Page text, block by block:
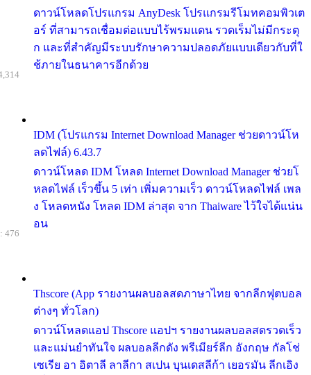
ดาวน์โหลดโปรแกรม AnyDesk โปรแกรมรีโมทคอมพิวเต
อร์ ที่สามารถเชื่อมต่อแบบไร้พรมแดน รวดเร็มไม่มีกระตุ
ก และที่สำคัญมีระบบรักษาความปลอดภัยแบบเดียวกับที่ใ
ช้ภายในธนาคารอีกด้วย
IDM (โปรแกรม Internet Download Manager ช่วยดาวน์โห
ลดไฟล์) 6.43.7
ดาวน์โหลด IDM โหลด Internet Download Manager ช่วยโ
หลดไฟล์ เร็วขึ้น 5 เท่า เพิ่มความเร็ว ดาวน์โหลดไฟล์ เพล
ง โหลดหนัง โหลด IDM ล่าสุด จาก Thaiware ไว้ใจได้แน่น
อน
Thscore (App รายงานผลบอลสดภาษาไทย จากลีกฟุตบอล
ต่างๆ ทั่วโลก)
ดาวน์โหลดแอป Thscore แอปฯ รายงานผลบอลสดรวดเร็ว
และแม่นยำทันใจ ผลบอลลีกดัง พรีเมียร์ลีก อังกฤษ กัลโช่
เซเรีย อา อิตาลี ลาลีกา สเปน บุนเดสลีก้า เยอรมัน ลีกเอิง
476